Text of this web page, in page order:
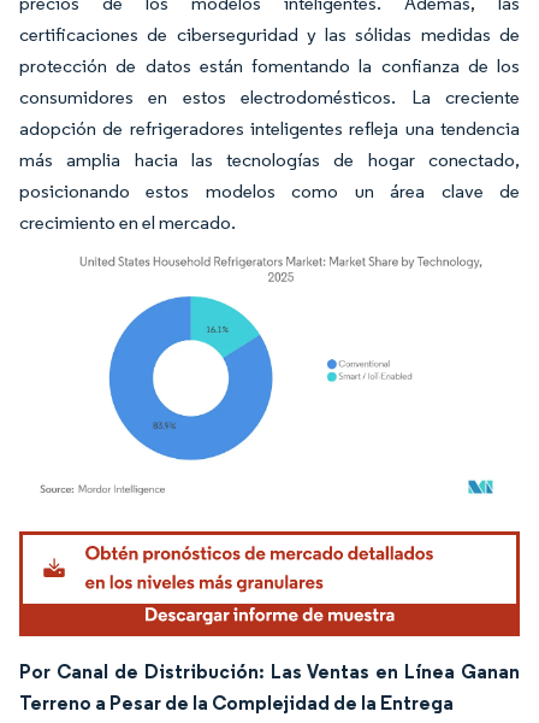
certificaciones de ciberseguridad y las sólidas medidas de
protección de datos están fomentando la confianza de los
consumidores en estos electrodomésticos. La creciente
adopción de refrigeradores inteligentes refleja una tendencia
más amplia hacia las tecnologías de hogar conectado,
posicionando estos modelos como un área clave de
crecimiento en el mercado.
Imagen © Mordor Intelligence. El uso requiere atribución según CC BY 4.0.
Por Canal de Distribución: Las Ventas en Línea Ganan
Terreno a Pesar de la Complejidad de la Entrega